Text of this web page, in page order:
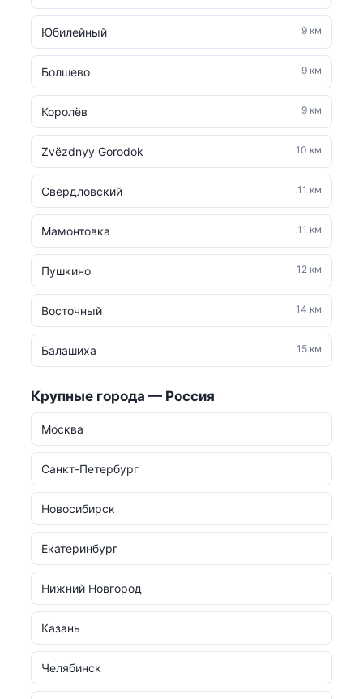
Юбилейный 9 км
Болшево 9 км
Королёв 9 км
Zvëzdnyy Gorodok 10 км
Свердловский 11 км
Мамонтовка 11 км
Пушкино 12 км
Восточный 14 км
Балашиха 15 км
Крупные города — Россия
Москва
Санкт-Петербург
Новосибирск
Екатеринбург
Нижний Новгород
Казань
Челябинск